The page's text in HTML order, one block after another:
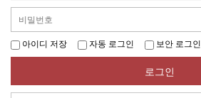
아이디 저장 자동 로그인 보안 로그인
로그인